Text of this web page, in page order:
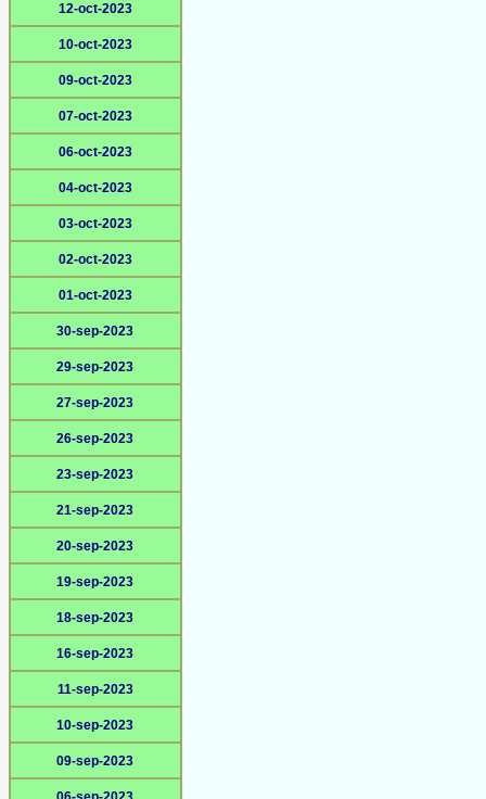
12-oct-2023
10-oct-2023
09-oct-2023
07-oct-2023
06-oct-2023
04-oct-2023
03-oct-2023
02-oct-2023
01-oct-2023
30-sep-2023
29-sep-2023
27-sep-2023
26-sep-2023
23-sep-2023
21-sep-2023
20-sep-2023
19-sep-2023
18-sep-2023
16-sep-2023
11-sep-2023
10-sep-2023
09-sep-2023